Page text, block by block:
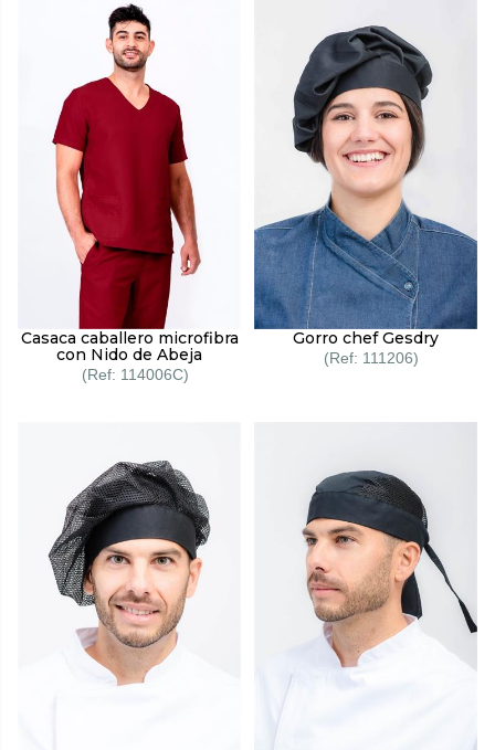
Casaca caballero microfibra
con Nido de Abeja
114006C
Gorro chef Gesdry
111206